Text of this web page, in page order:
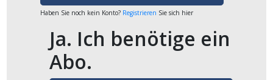
Haben Sie noch kein Konto? Registrieren Sie sich hier
Ja. Ich benötige ein
Abo.